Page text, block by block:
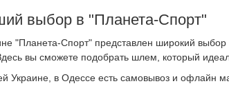
выбор в "Планета-Спорт"
"Планета-Спорт" представлен широкий
вы сможете подобрать шлем, который
Украине, в Одессе есть самовывоз и офлайн